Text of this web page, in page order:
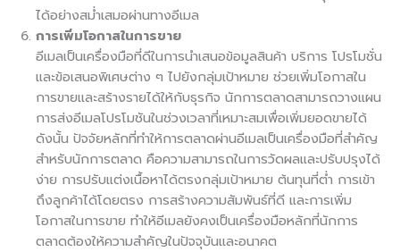
ได้อย่างสม่ำเสมอผ่านทางอีเมล
การเพิ่มโอกาสในการขาย
อีเมลเป็นเครื่องมือที่ดีในการนำเสนอข้อมูลสินค้า บริการ โปรโมชั่น
และข้อเสนอพิเศษต่าง ๆ ไปยังกลุ่มเป้าหมาย ช่วยเพิ่มโอกาสใน
การขายและสร้างรายได้ให้กับธุรกิจ นักการตลาดสามารถวางแผน
การส่งอีเมลโปรโมชันในช่วงเวลาที่เหมาะสมเพื่อเพิ่มยอดขายได้
ดังนั้น ปัจจัยหลักที่ทำให้การตลาดผ่านอีเมลเป็นเครื่องมือที่สำคัญ
สำหรับนักการตลาด คือความสามารถในการวัดผลและปรับปรุงได้
ง่าย การปรับแต่งเนื้อหาได้ตรงกลุ่มเป้าหมาย ต้นทุนที่ต่ำ การเข้า
ถึงลูกค้าได้โดยตรง การสร้างความสัมพันธ์ที่ดี และการเพิ่ม
โอกาสในการขาย ทำให้อีเมลยังคงเป็นเครื่องมือหลักที่นักการ
ตลาดต้องให้ความสำคัญในปัจจุบันและอนาคต